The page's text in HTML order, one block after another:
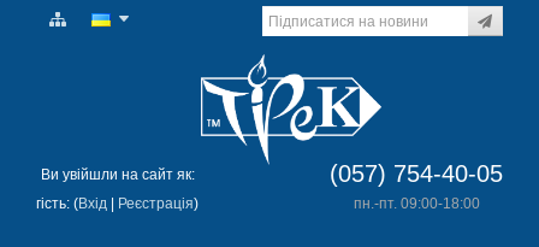
Ви увійшли на сайт як:
гість: (Вхід | Реєстрація)
(057) 754-40-05
пн.-пт. 09:00-18:00